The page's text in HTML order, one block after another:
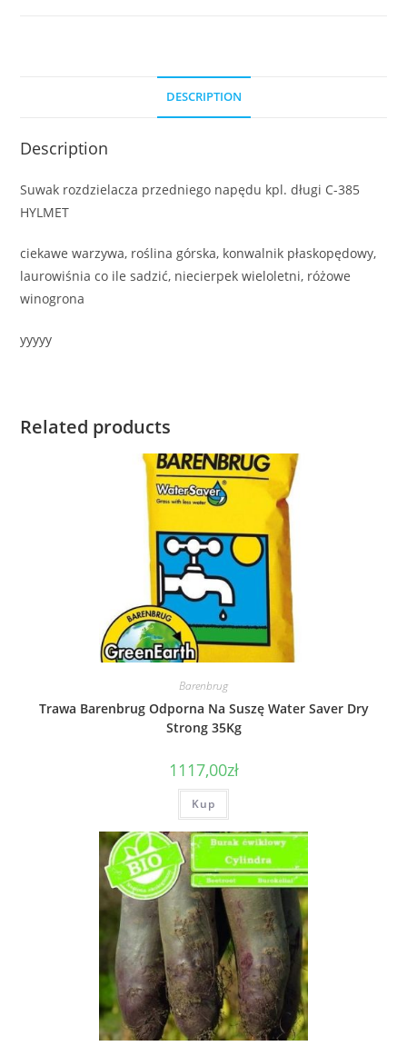
DESCRIPTION
Description
Suwak rozdzielacza przedniego napędu kpl. długi C-385
HYLMET
ciekawe warzywa, roślina górska, konwalnik płaskopędowy,
laurowiśnia co ile sadzić, niecierpek wieloletni, różowe
winogrona
yyyyy
Related products
Barenbrug
Trawa Barenbrug Odporna Na Suszę Water Saver Dry
Strong 35Kg
1117,00zł
Kup